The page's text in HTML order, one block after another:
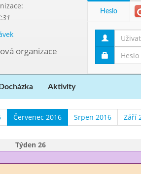
organizace
Heslo
Docházka Aktivity
Červenec 2016 Srpen 2016 Září
Týden 26